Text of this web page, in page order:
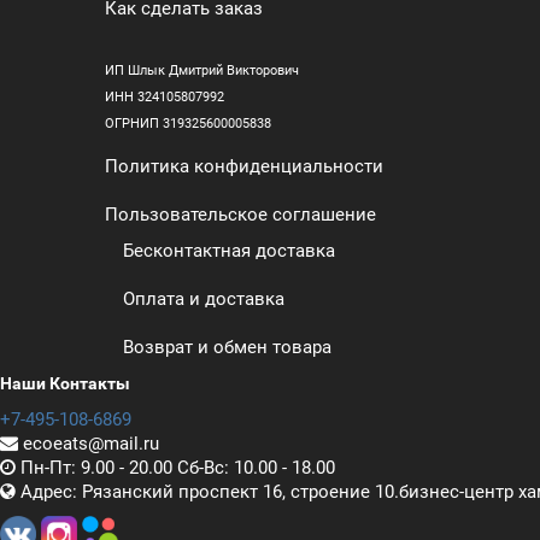
Как сделать заказ
ИП Шлык Дмитрий Викторович
ИНН 324105807992
ОГРНИП 319325600005838
Политика конфиденциальности
Пользовательское соглашение
Бесконтактная доставка
Оплата и доставка
Возврат и обмен товара
Наши Контакты
+7-495-108-6869
ecoeats@mail.ru
Пн-Пт: 9.00 - 20.00 Сб-Вс: 10.00 - 18.00
Адрес: Рязанский проспект 16, строение 10.бизнес-центр